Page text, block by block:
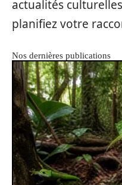
actualités
planifiez votre
Nos dernières publications